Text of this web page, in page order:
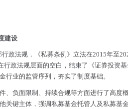
建设
政法规，《私募条例》立法在2015年至
政法规层面的空白，结束了《证券投资基
业的监管序列，夯实了制度基础。
、负面限制、持续合规等方面进行了高度
关键主体，强调私募基金托管人及私募基